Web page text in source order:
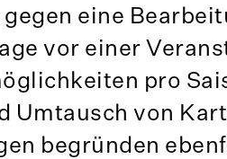
eine
vor einer
pro
Umtausch von
begründen